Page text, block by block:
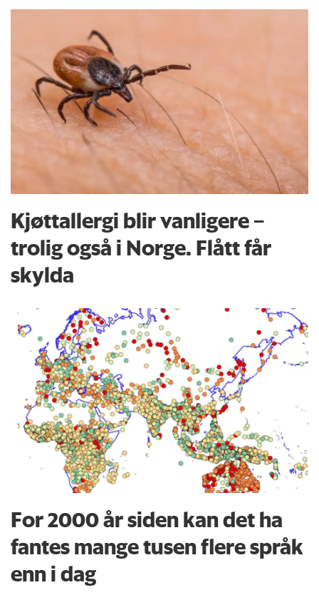
Kjøttallergi blir vanligere –
trolig også i Norge. Flått får
skylda
For 2000 år siden kan det ha
fantes mange tusen flere språk
enn i dag